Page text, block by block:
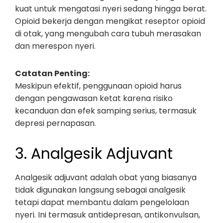
kuat untuk mengatasi nyeri sedang hingga berat.
Opioid bekerja dengan mengikat reseptor opioid
di otak, yang mengubah cara tubuh merasakan
dan merespon nyeri.
Catatan Penting:
Meskipun efektif, penggunaan opioid harus
dengan pengawasan ketat karena risiko
kecanduan dan efek samping serius, termasuk
depresi pernapasan.
3. Analgesik Adjuvant
Analgesik adjuvant adalah obat yang biasanya
tidak digunakan langsung sebagai analgesik
tetapi dapat membantu dalam pengelolaan
nyeri. Ini termasuk antidepresan, antikonvulsan,